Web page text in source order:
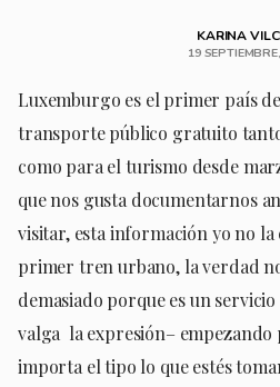
KARINA
19
Luxemburgo es el primer país
transporte público gratuito
como para el turismo desde
que nos gusta documentarnos
visitar, esta información yo no
primer tren urbano, la verdad
demasiado porque es un
valga la expresión– empezando
importa el tipo lo que estés